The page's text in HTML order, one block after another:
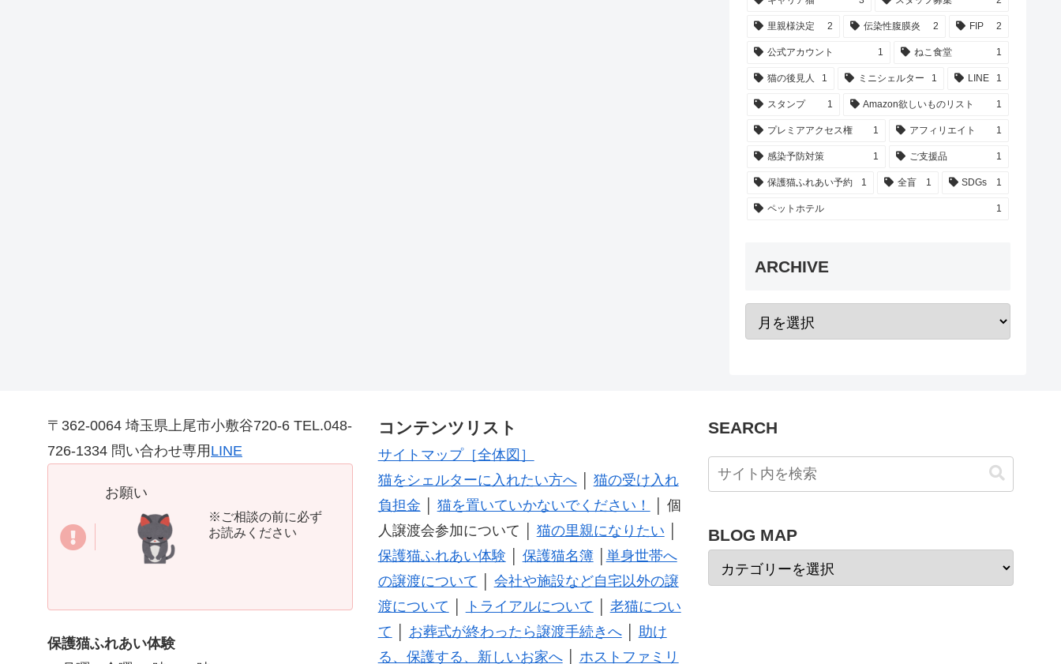
里親様決定 2 伝染性腹膜炎 2 FIP 2
公式アカウント 1 ねこ食堂 1
猫の後見人 1 ミニシェルター 1 LINE 1
スタンプ 1 Amazon欲しいものリスト 1
プレミアアクセス権 1 アフィリエイト 1
感染予防対策 1 ご支援品 1
保護猫ふれあい予約 1 全盲 1 SDGs 1
ペットホテル 1
ARCHIVE
〒362-0064 埼玉県上尾市小敷谷720-6 TEL.048-
726-1334 問い合わせ専用 LINE
お願い
※ご相談の前に必ず
お読みください
保護猫ふれあい体験
コンテンツリスト
サイトマップ［全体図］
猫をシェルターに入れたい方へ│ 猫の受け入れ
負担金
猫を置いていかないでください！
│ 個
人譲渡会参加について │ 猫の里親になりたい
保護猫ふれあい体験
保護猫名簿│ 単身世帯へ
の譲渡について
会社や施設など自宅以外の譲
渡について
トライアルについて
老猫につい
て
お葬式が終わったら譲渡手続きへ│
助け
る、保護する、新しいお家へ│ ホストファミリ
SEARCH
BLOG MAP